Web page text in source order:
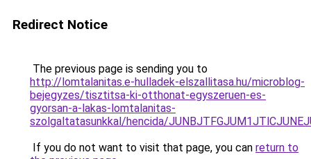
Redirect Notice
The previous page is sending you to
http://lomtalanitas.e-hulladek-elszallitasa.hu/microblog-
bejegyzes/tisztitsa-ki-otthonat-egyszeruen-es-
gyorsan-a-lakas-lomtalanitas-
szolgaltatasunkkal/hencida/
If you do not want to visit that page, you can return to